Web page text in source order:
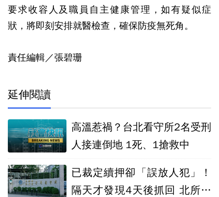
要求收容人及職員自主健康管理，如有疑似症
狀，將即刻安排就醫檢查，確保防疫無死角。
責任編輯／張碧珊
延伸閱讀
高溫惹禍？台北看守所2名受刑
人接連倒地 1死、1搶救中
已裁定續押卻「誤放人犯」！
隔天才發現4天後抓回 北所大